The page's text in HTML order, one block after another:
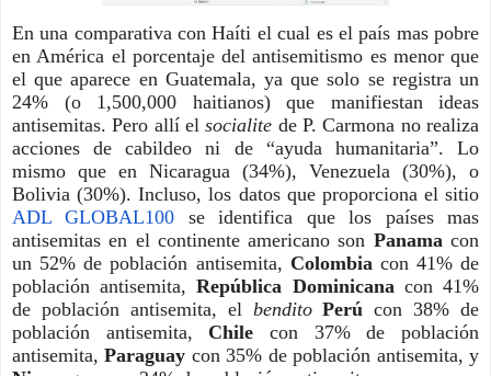
En una comparativa con Haíti el cual es el país mas pobre
en América el porcentaje del antisemitismo es menor que
el que aparece en Guatemala, ya que solo se registra un
24% (o 1,500,000 haitianos) que manifiestan ideas
antisemitas. Pero allí el socialite de P. Carmona no realiza
acciones de cabildeo ni de “ayuda humanitaria”. Lo
mismo que en Nicaragua (34%), Venezuela (30%), o
Bolivia (30%). Incluso, los datos que proporciona
ADL GLOBAL100 se identifica que los países mas
antisemitas en el continente americano son Panama con
un 52% de población antisemita, Colombia con 41% de
población antisemita, República Dominicana
de población antisemita, el bendito Perú con 38% de
población antisemita, Chile con 37% de población
antisemita, Paraguay con 35%